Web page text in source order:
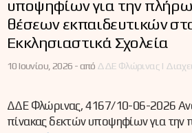
υποψηφίων για την
θέσεων εκπαιδευτικών
Εκκλησιαστικά Σχολεία
10 Ιουνίου, 2026 -από ΔΔΕ Φλώρινας |
ΔΔΕ Φλώρινας, 4167/10-06-2026
πίνακας δεκτών υποψηφίων για